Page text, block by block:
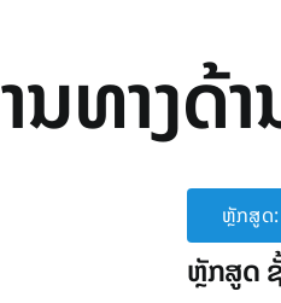
ນທາງດ້
ຫຼັກສູດ:
ຫຼັກສູດ